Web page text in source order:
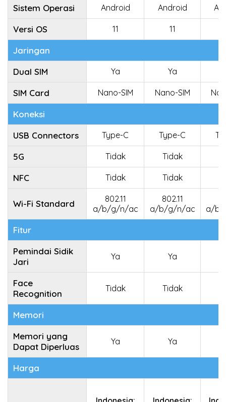
Sistem Operasi Android Android
Versi OS 11 11
Jaringan
Dual SIM
Ya Ya
SIM Card Nano-SIM Nano-SIM
Koneksi
USB Connectors
Type-C Type-C
5G Tidak Tidak
NFC Tidak Tidak
Wi-Fi Standard
802.11
a/b/g/n/ac
802.11
a/b/g/n/ac
a/b/
Fitur
Pemindai Sidik
Jari
Ya Ya
Face
Recognition
Tidak Tidak
Memori
Memori yang
Dapat Diperluas
Ya Ya
Harga